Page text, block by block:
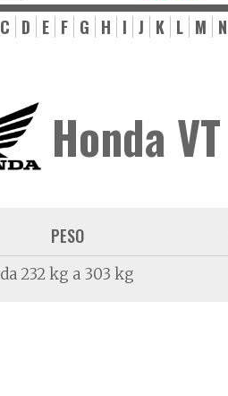
C D E F G H I J K L M N
Honda VT
PESO
da 232 kg a 303 kg